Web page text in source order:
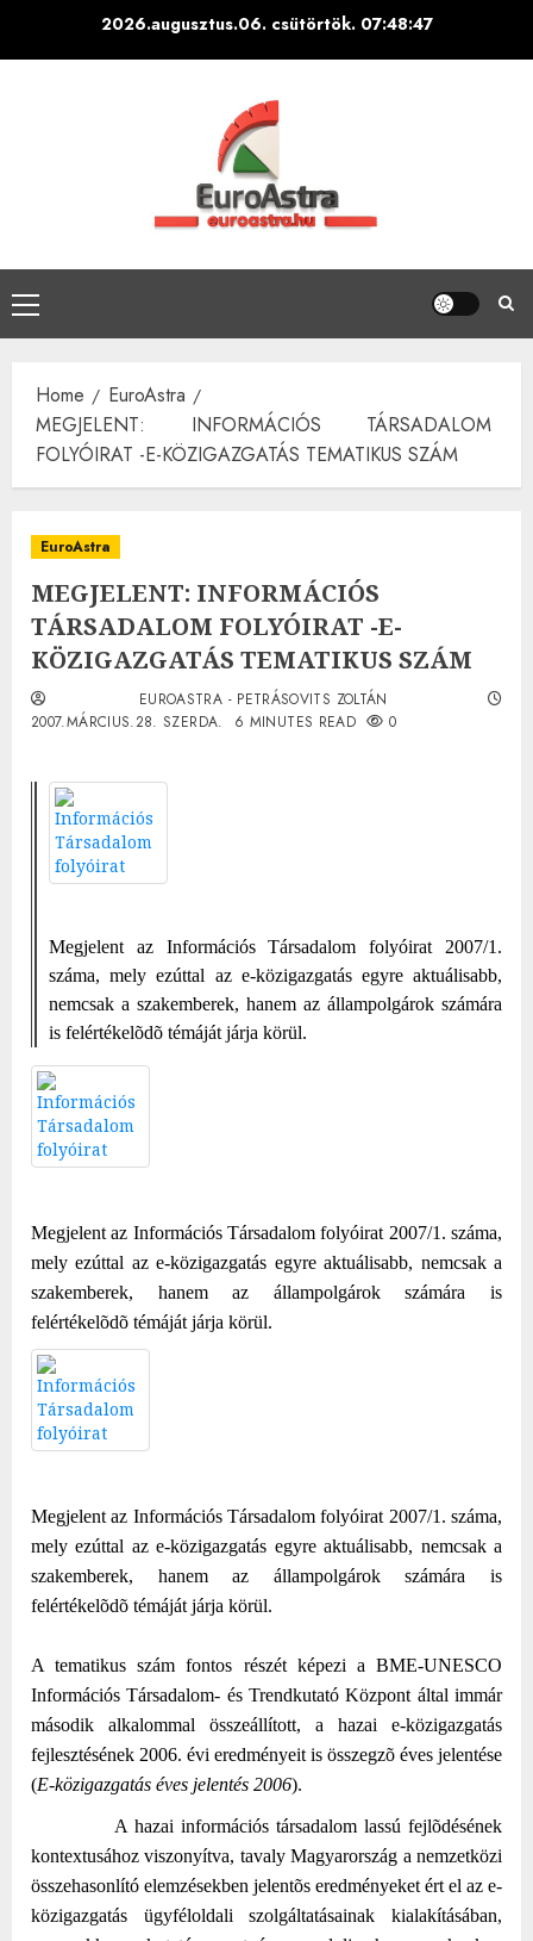
2026.augusztus.06. csütörtök. 07:48:48
Primary
Menu
Home
EuroAstra
MEGJELENT: INFORMÁCIÓS TÁRSADALOM
FOLYÓIRAT -E-KÖZIGAZGATÁS TEMATIKUS SZÁM
EuroAstra
MEGJELENT: INFORMÁCIÓS
TÁRSADALOM FOLYÓIRAT -E-
KÖZIGAZGATÁS TEMATIKUS SZÁM
EUROASTRA - PETRÁSOVITS ZOLTÁN
2007.MÁRCIUS.28. SZERDA.
6 MINUTES READ 0
Megjelent az Információs Társadalom folyóirat 2007/1.
száma, mely ezúttal az e-közigazgatás egyre aktuálisabb,
nemcsak a szakemberek, hanem az állampolgárok számára
is felértékelõdõ témáját járja körül.
Megjelent az Információs Társadalom folyóirat 2007/1. száma,
mely ezúttal az e-közigazgatás egyre aktuálisabb, nemcsak a
szakemberek, hanem az állampolgárok számára is
felértékelõdõ témáját járja körül.
Megjelent az Információs Társadalom folyóirat 2007/1. száma,
mely ezúttal az e-közigazgatás egyre aktuálisabb, nemcsak a
szakemberek, hanem az állampolgárok számára is
felértékelõdõ témáját járja körül.
A tematikus szám fontos részét képezi a BME-UNESCO
Információs Társadalom- és Trendkutató Központ által immár
második alkalommal összeállított, a hazai e-közigazgatás
fejlesztésének 2006. évi eredményeit is összegzõ éves jelentése
(E-közigazgatás éves jelentés 2006).
A hazai információs társadalom lassú fejlõdésének
kontextusához viszonyítva, tavaly Magyarország a nemzetközi
összehasonlító elemzésekben jelentõs eredményeket ért el az e-
közigazgatás ügyféloldali szolgáltatásainak kialakításában,